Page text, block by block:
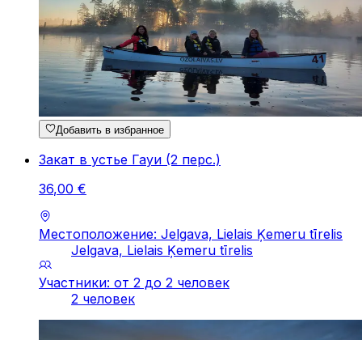
Добавить в избранное
Закат в устье Гауи (2 перc.)
36,00 €
Местоположение: Jelgava, Lielais Ķemeru tīrelis
Jelgava, Lielais Ķemeru tīrelis
Участники: от 2 до 2 человек
2 человек